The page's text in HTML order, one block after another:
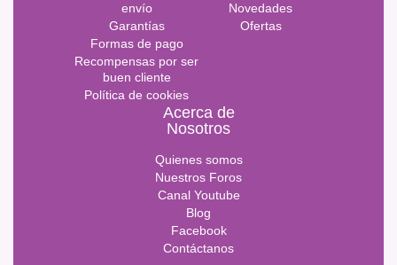
envío
Garantías
Formas de pago
Recompensas por ser
buen cliente
Política de cookies
Novedades
Ofertas
Acerca de
Nosotros
Quienes somos
Nuestros Foros
Canal Youtube
Blog
Facebook
Contáctanos